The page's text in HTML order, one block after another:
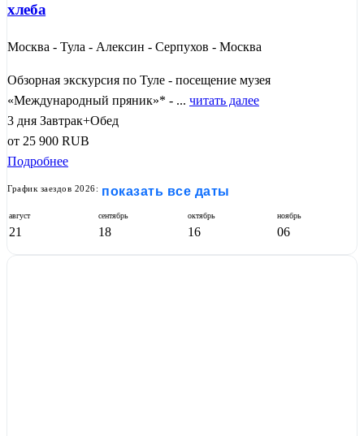
хлеба
Москва - Тула - Алексин - Серпухов - Москва
Обзорная экскурсия по Туле - посещение музея
«Международный пряник»* - ... читать далее
3 дня Завтрак+Обед
от 25 900 RUB
Подробнее
График заездов 2026: показать все даты
август
21
сентябрь
18
октябрь
16
ноябрь
06